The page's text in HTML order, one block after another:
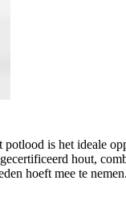
potlood is het ideale
hout,
hoeft mee te nemen.